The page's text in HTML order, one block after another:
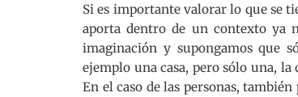
Si es importante valorar lo que se
aporta dentro de un contexto ya
imaginación y supongamos que
ejemplo una casa, pero sólo una,
En el caso de las personas,